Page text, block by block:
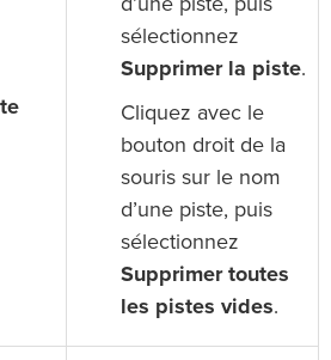
d’une piste, puis
sélectionnez
Supprimer la piste.
Cliquez avec le
bouton droit de la
souris sur le nom
d’une piste, puis
sélectionnez
Supprimer toutes
les pistes vides.